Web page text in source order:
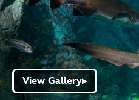
View Gallery▶